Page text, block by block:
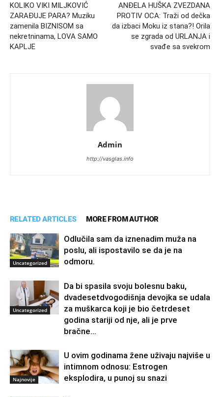
KOLIKO VIKI MILJKOVIĆ
ZARAĐUJE PARA? Muziku
zamenila BIZNISOM sa
nekretninama, LOVA SAMO
KAPLJE
ANĐELA HUŠKA ZVEZDANA
PROTIV OCA: Traži od dečka
da izbaci Moku iz stana?! Orila
se zgrada od URLANJA i
svađe sa svekrom
Admin
http://vasglas.info
RELATED ARTICLES MORE FROM AUTHOR
Uncategorized
Odlučila sam da iznenadim muža na
poslu, ali ispostavilo se da je na
odmoru.
Uncategorized
Da bi spasila svoju bolesnu baku,
dvadesetdvogodišnja devojka se udala
za muškarca koji je bio četrdeset
godina stariji od nje, ali je prve
bračne...
Najnovije
U ovim godinama žene uživaju najviše u
intimnom odnosu: Estrogen
eksplodira, u punoj su snazi